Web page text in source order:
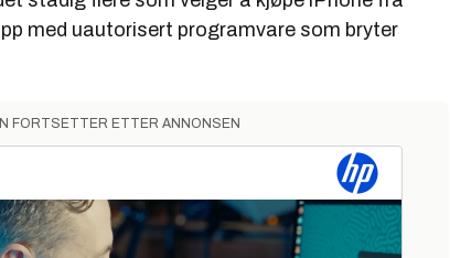
med uautorisert programvare som bryter
FORTSETTER ETTER ANNONSEN